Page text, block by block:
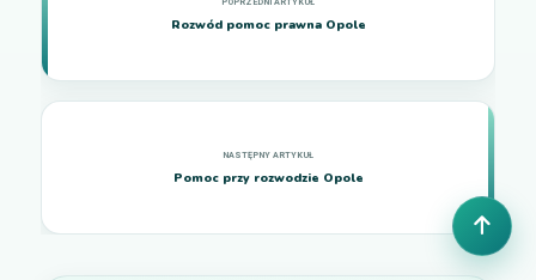
Rozwód pomoc prawna Opole
Pomoc przy rozwodzie Opole